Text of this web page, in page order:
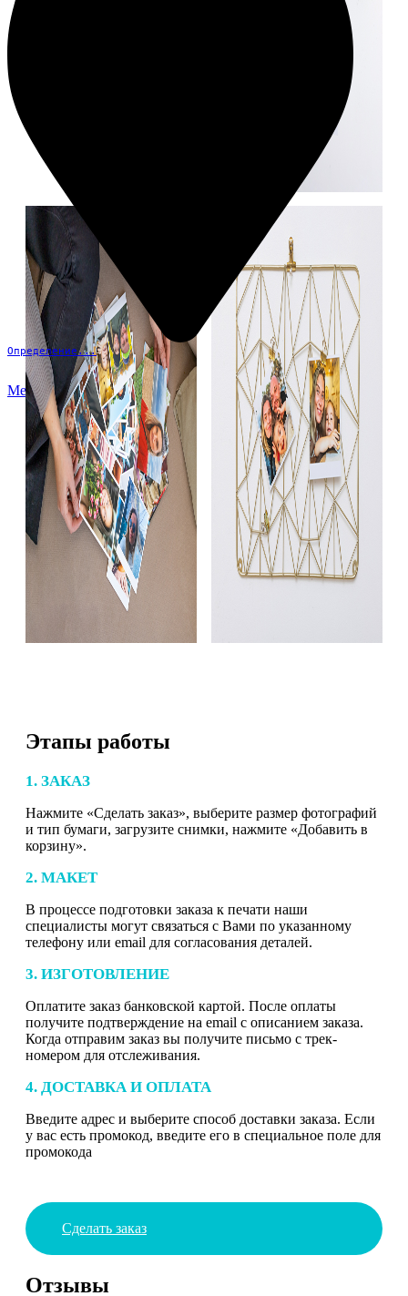
Определение...
Меню
Этапы работы
1. ЗАКАЗ
Нажмите «Сделать заказ», выберите размер фотографий
и тип бумаги, загрузите снимки, нажмите «Добавить в
корзину».
2. МАКЕТ
В процессе подготовки заказа к печати наши
специалисты могут связаться с Вами по указанному
телефону или email для согласования деталей.
3. ИЗГОТОВЛЕНИЕ
Оплатите заказ банковской картой. После оплаты
получите подтверждение на email с описанием заказа.
Когда отправим заказ вы получите письмо с трек-
номером для отслеживания.
4. ДОСТАВКА И ОПЛАТА
Введите адрес и выберите способ доставки заказа. Если
у вас есть промокод, введите его в специальное поле для
промокода
Сделать заказ
Отзывы